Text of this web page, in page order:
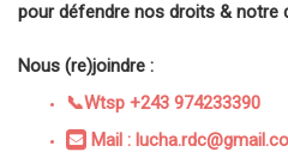
pour défendre nos droits & notre
Nous (re)joindre :
📞Wtsp +243 974233390
Mail :